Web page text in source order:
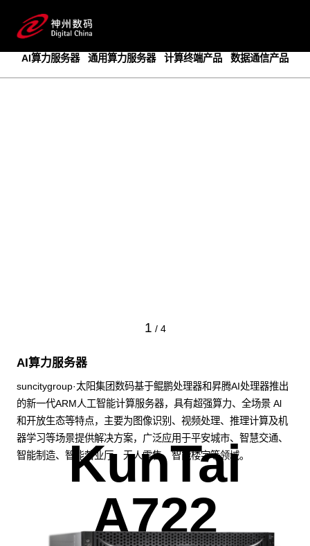
AI算力服务器
通用算力服务器 计算终端产品 数据通信产品
1 / 4
AI算力服务器
suncitygroup·太阳集团数码基于鲲鹏处理器和昇腾AI处理器推出
的新一代ARM人工智能计算服务器，具有超强算力、全场景 Al
和开放生态等特点，主要为图像识别、视频处理、推理计算及机
器学习等场景提供解决方案，广泛应用于平安城市、智慧交通、
智能制造、智能营业厅、无人零售、智能楼宇等领域。
KunTai
A722